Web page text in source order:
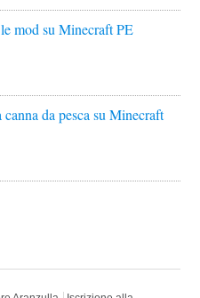
mod su Minecraft PE
canna da pesca su Minecraft